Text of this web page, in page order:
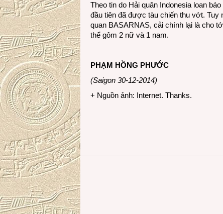
Theo tin do Hải quân Indonesia loan
đầu tiên đã được tàu chiến thu vớt.
quan BASARNAS, cải chính lại là cho
thể gôm 2 nữ và 1 nam.
PHẠM HỒNG PHƯỚC
(Saigon 30-12-2014)
+ Nguồn ảnh: Internet. Thanks.